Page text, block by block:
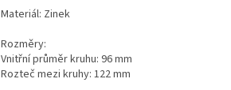
Materiál: Zinek
Rozměry:
Vnitřní průměr kruhu: 96 mm
Rozteč mezi kruhy: 122 mm